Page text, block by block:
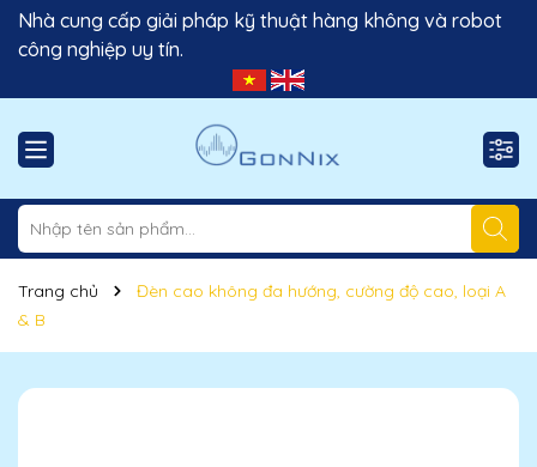
Nhà cung cấp giải pháp kỹ thuật hàng không và robot
công nghiệp uy tín.
Trang chủ
Đèn cao không đa hướng, cường độ cao, loại A
& B